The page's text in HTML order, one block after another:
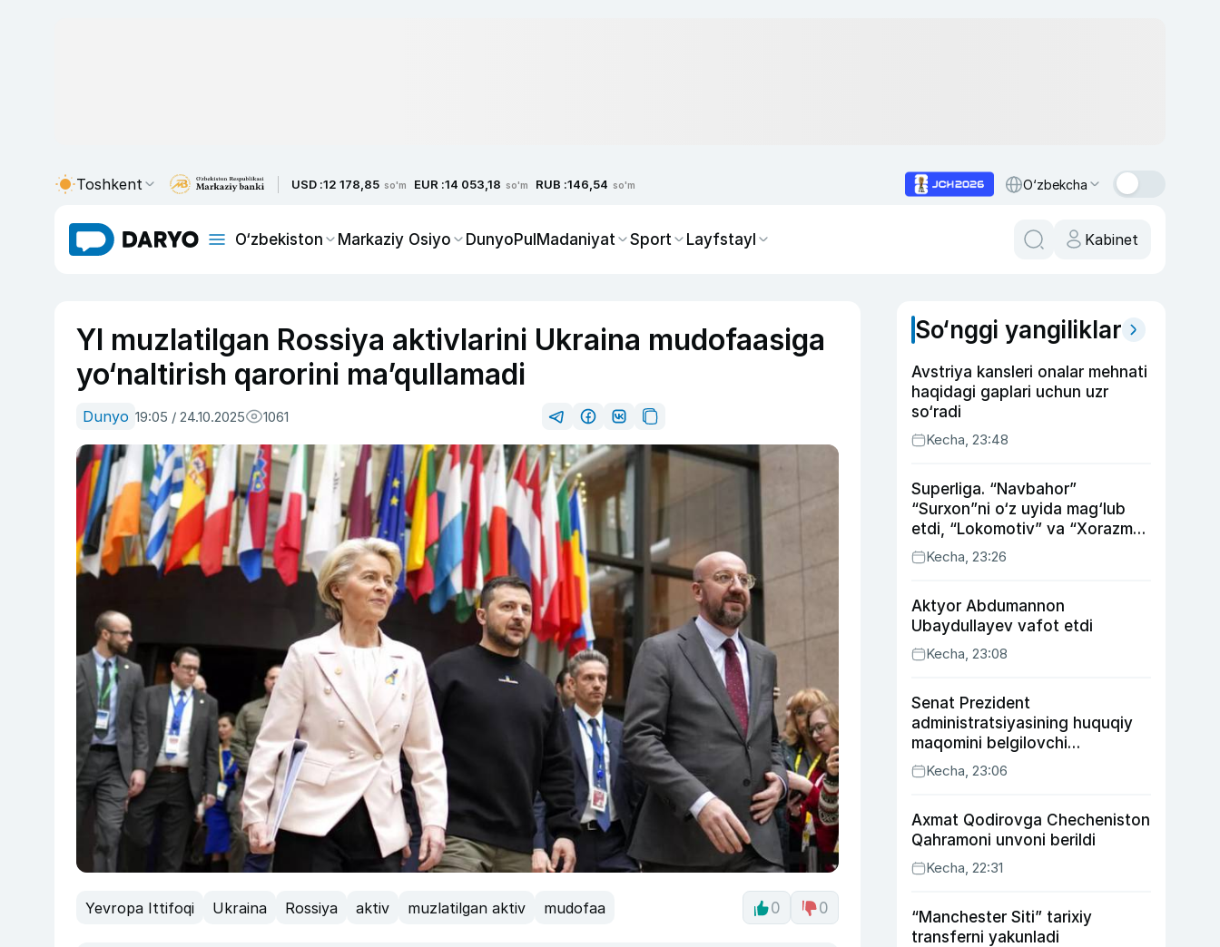
Toshkent USD :12 178,85 so'm EUR :14 053,18 so'm RUB :146,54 so'm O‘zbekcha
O‘zbekiston Markaziy Osiyo DunyoPulMadaniyat Sport Layfstayl Kabinet
YI muzlatilgan Rossiya aktivlarini Ukraina mudofaasiga
yo‘naltirish qarorini ma’qullamadi
Dunyo 19:05 / 24.10.2025 1061
Yevropa Ittifoqi Ukraina Rossiya aktiv muzlatilgan aktiv mudofaa 0 0
So‘nggi yangiliklar
Avstriya kansleri onalar mehnati
haqidagi gaplari uchun uzr
so‘radi
Kecha, 23:48
Superliga. “Navbahor”
“Surxon”ni o‘z uyida mag‘lub
etdi, “Lokomotiv” va “Xorazm”
uyda g‘alaba qozondi
Kecha, 23:26
Aktyor Abdu­mannon
Ubaydullayev vafot etdi
Kecha, 23:08
Senat Prezident
administratsiyasining huquqiy
maqomini belgilovchi
konstitutsiyaviy qonunni
ma’qulladi
Kecha, 23:06
Axmat Qodirovga Checheniston
Qahramoni unvoni berildi
Kecha, 22:31
“Manchester Siti” tarixiy
transferni yakunladi